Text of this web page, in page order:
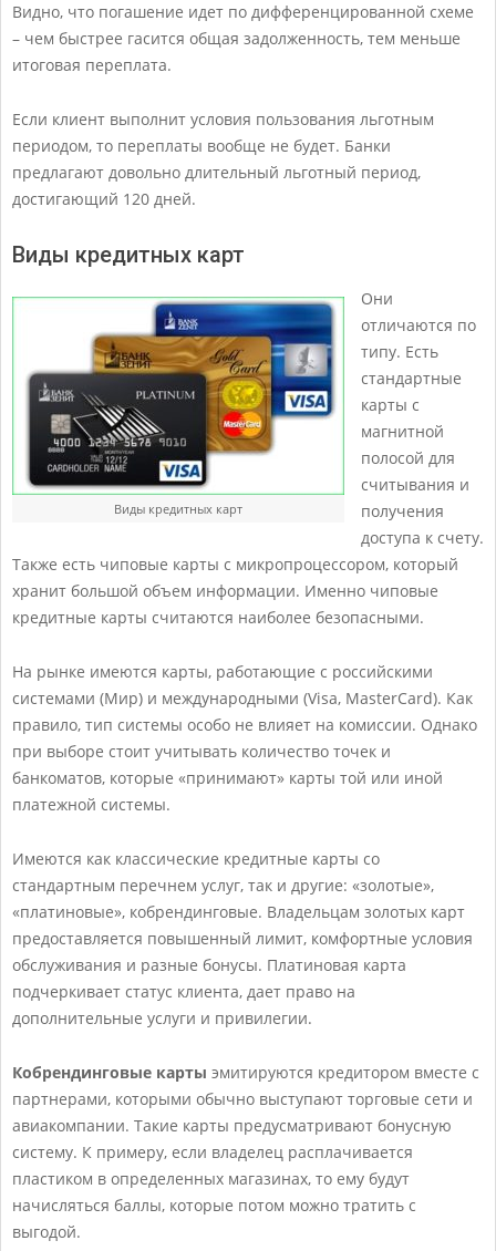
Видно, что погашение идет по дифференцированной схеме
– чем быстрее гасится общая задолженность, тем меньше
итоговая переплата.
Если клиент выполнит условия пользования льготным
периодом, то переплаты вообще не будет. Банки
предлагают довольно длительный льготный период,
достигающий 120 дней.
Виды кредитных карт
Виды кредитных карт
Они
отличаются по
типу. Есть
стандартные
карты с
магнитной
полосой для
считывания и
получения
доступа к счету.
Также есть чиповые карты с микропроцессором, который
хранит большой объем информации. Именно чиповые
кредитные карты считаются наиболее безопасными.
На рынке имеются карты, работающие с российскими
системами (Мир) и международными (Visa, MasterCard). Как
правило, тип системы особо не влияет на комиссии. Однако
при выборе стоит учитывать количество точек и
банкоматов, которые «принимают» карты той или иной
платежной системы.
Имеются как классические кредитные карты со
стандартным перечнем услуг, так и другие: «золотые»,
«платиновые», кобрендинговые. Владельцам золотых карт
предоставляется повышенный лимит, комфортные условия
обслуживания и разные бонусы. Платиновая карта
подчеркивает статус клиента, дает право на
дополнительные услуги и привилегии.
Кобрендинговые карты эмитируются кредитором вместе с
партнерами, которыми обычно выступают торговые сети и
авиакомпании. Такие карты предусматривают бонусную
систему. К примеру, если владелец расплачивается
пластиком в определенных магазинах, то ему будут
начисляться баллы, которые потом можно тратить с
выгодой.